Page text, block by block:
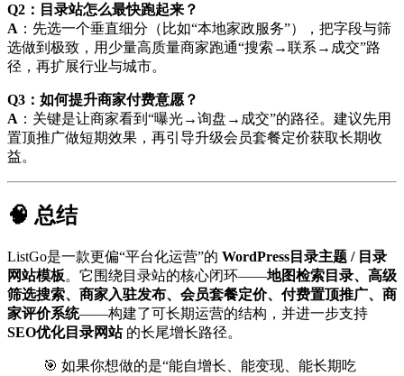
Q2：目录站怎么最快跑起来？
A ：先选一个垂直细分（比如“本地家政服务”），把字段与筛
选做到极致，用少量高质量商家跑通“搜索→联系→成交”路
径，再扩展行业与城市。
Q3：如何提升商家付费意愿？
A ：关键是让商家看到“曝光→询盘→成交”的路径。建议先用
置顶推广做短期效果，再引导升级会员套餐定价获取长期收
益。
🧠 总结
ListGo是一款更偏“平台化运营”的 WordPress目录主题 / 目录
网站模板。它围绕目录站的核心闭环——地图检索目录、高级
筛选搜索、商家入驻发布、会员套餐定价、付费置顶推广、商
家评价系统——构建了可长期运营的结构，并进一步支持
SEO优化目录网站的长尾增长路径。
🎯 如果你想做的是“能自增长、能变现、能长期吃